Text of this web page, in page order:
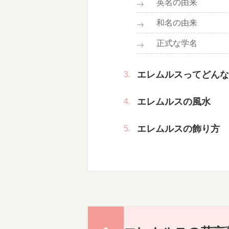
英名の由来
和名の由来
正式な学名
エレムルスってどん
エレムルスの風水
エレムルスの飾り方